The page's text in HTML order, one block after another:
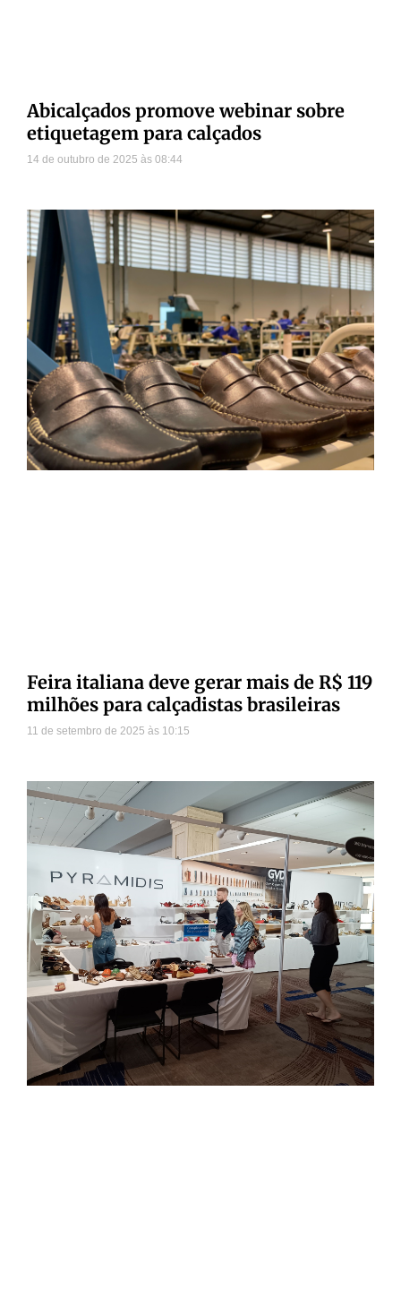
Abicalçados promove webinar sobre
etiquetagem para calçados
14 de outubro de 2025 08:44
Feira italiana deve gerar mais de R$ 119
milhões para calçadistas brasileiras
11 de setembro de 2025 10:15